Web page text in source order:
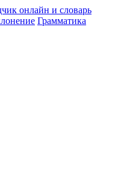
Грамматика